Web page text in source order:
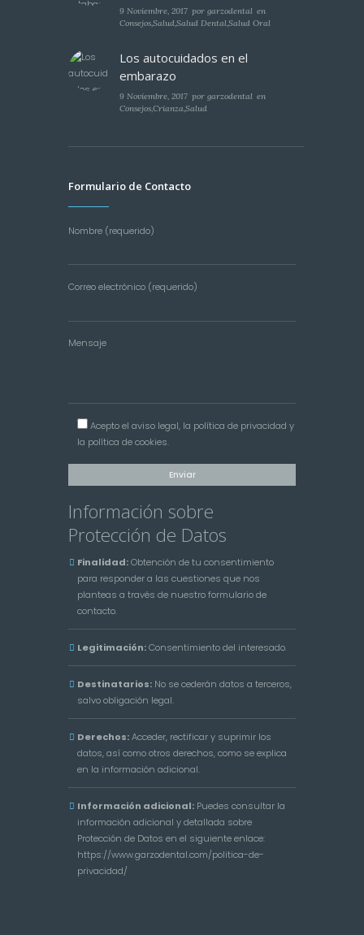
9 Noviembre, 2017 porgarzodental en
Consejos,Salud,Salud Dental,Salud Oral
Los autocuidados en el
embarazo
9 Noviembre, 2017 porgarzodental en
Consejos,Crianza,Salud
Formulario de Contacto
Nombre (requerido)
Correo electrónico (requerido)
Mensaje
Acepto elaviso legal, la política de privacidad y
la política de cookies.
Información sobre
Protección de Datos
Finalidad:Obtención de tu consentimiento
para responder a las cuestiones que nos
planteas a través de nuestro formulario de
contacto.
Legitimación:Consentimiento del interesado.
Destinatarios: No se cederán datos a terceros,
salvo obligación legal.
Derechos:Acceder, rectificar y suprimir los
datos, así como otros derechos, como se explica
en la información adicional.
Información adicional: Puedes consultar la
información adicional y detallada sobre
Protección de Datos en el siguiente enlace:
https://www.garzodental.com/politica-de-
privacidad/